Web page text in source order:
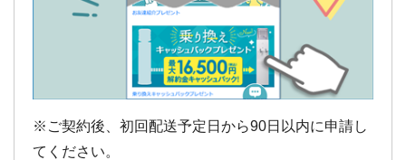
※ご契約後、初回配送予定日から90日以内に申請し
てください。